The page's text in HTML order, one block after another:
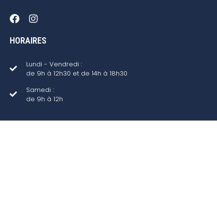
HORAIRES
Lundi - Vendredi :
de 9h à 12h30 et de 14h à 18h30
Samedi :
de 9h à 12h